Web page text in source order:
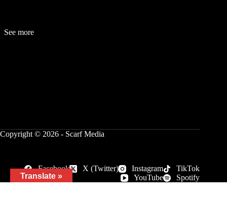
See more
Copyright © 2026 - Scarf Media
Facebook X (Twitter) Instagram
TikTok
YouTube
Spotify
Translate »